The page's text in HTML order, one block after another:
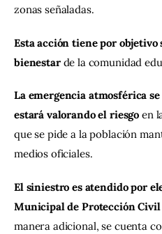
zonas señaladas.
Esta acción tiene por objetivo
bienestar de la comunidad
La emergencia atmosférica
estará valorando el riesgo en
que se pide a la población
medios oficiales.
El siniestro es atendido por
Municipal de Protección
manera adicional, se cuenta